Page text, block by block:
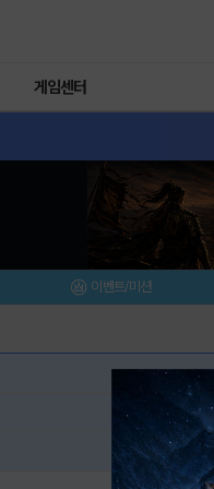
게임센터
이벤트/미션